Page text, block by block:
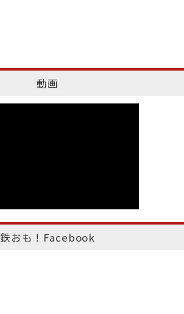
動画
鉄おも！Facebook